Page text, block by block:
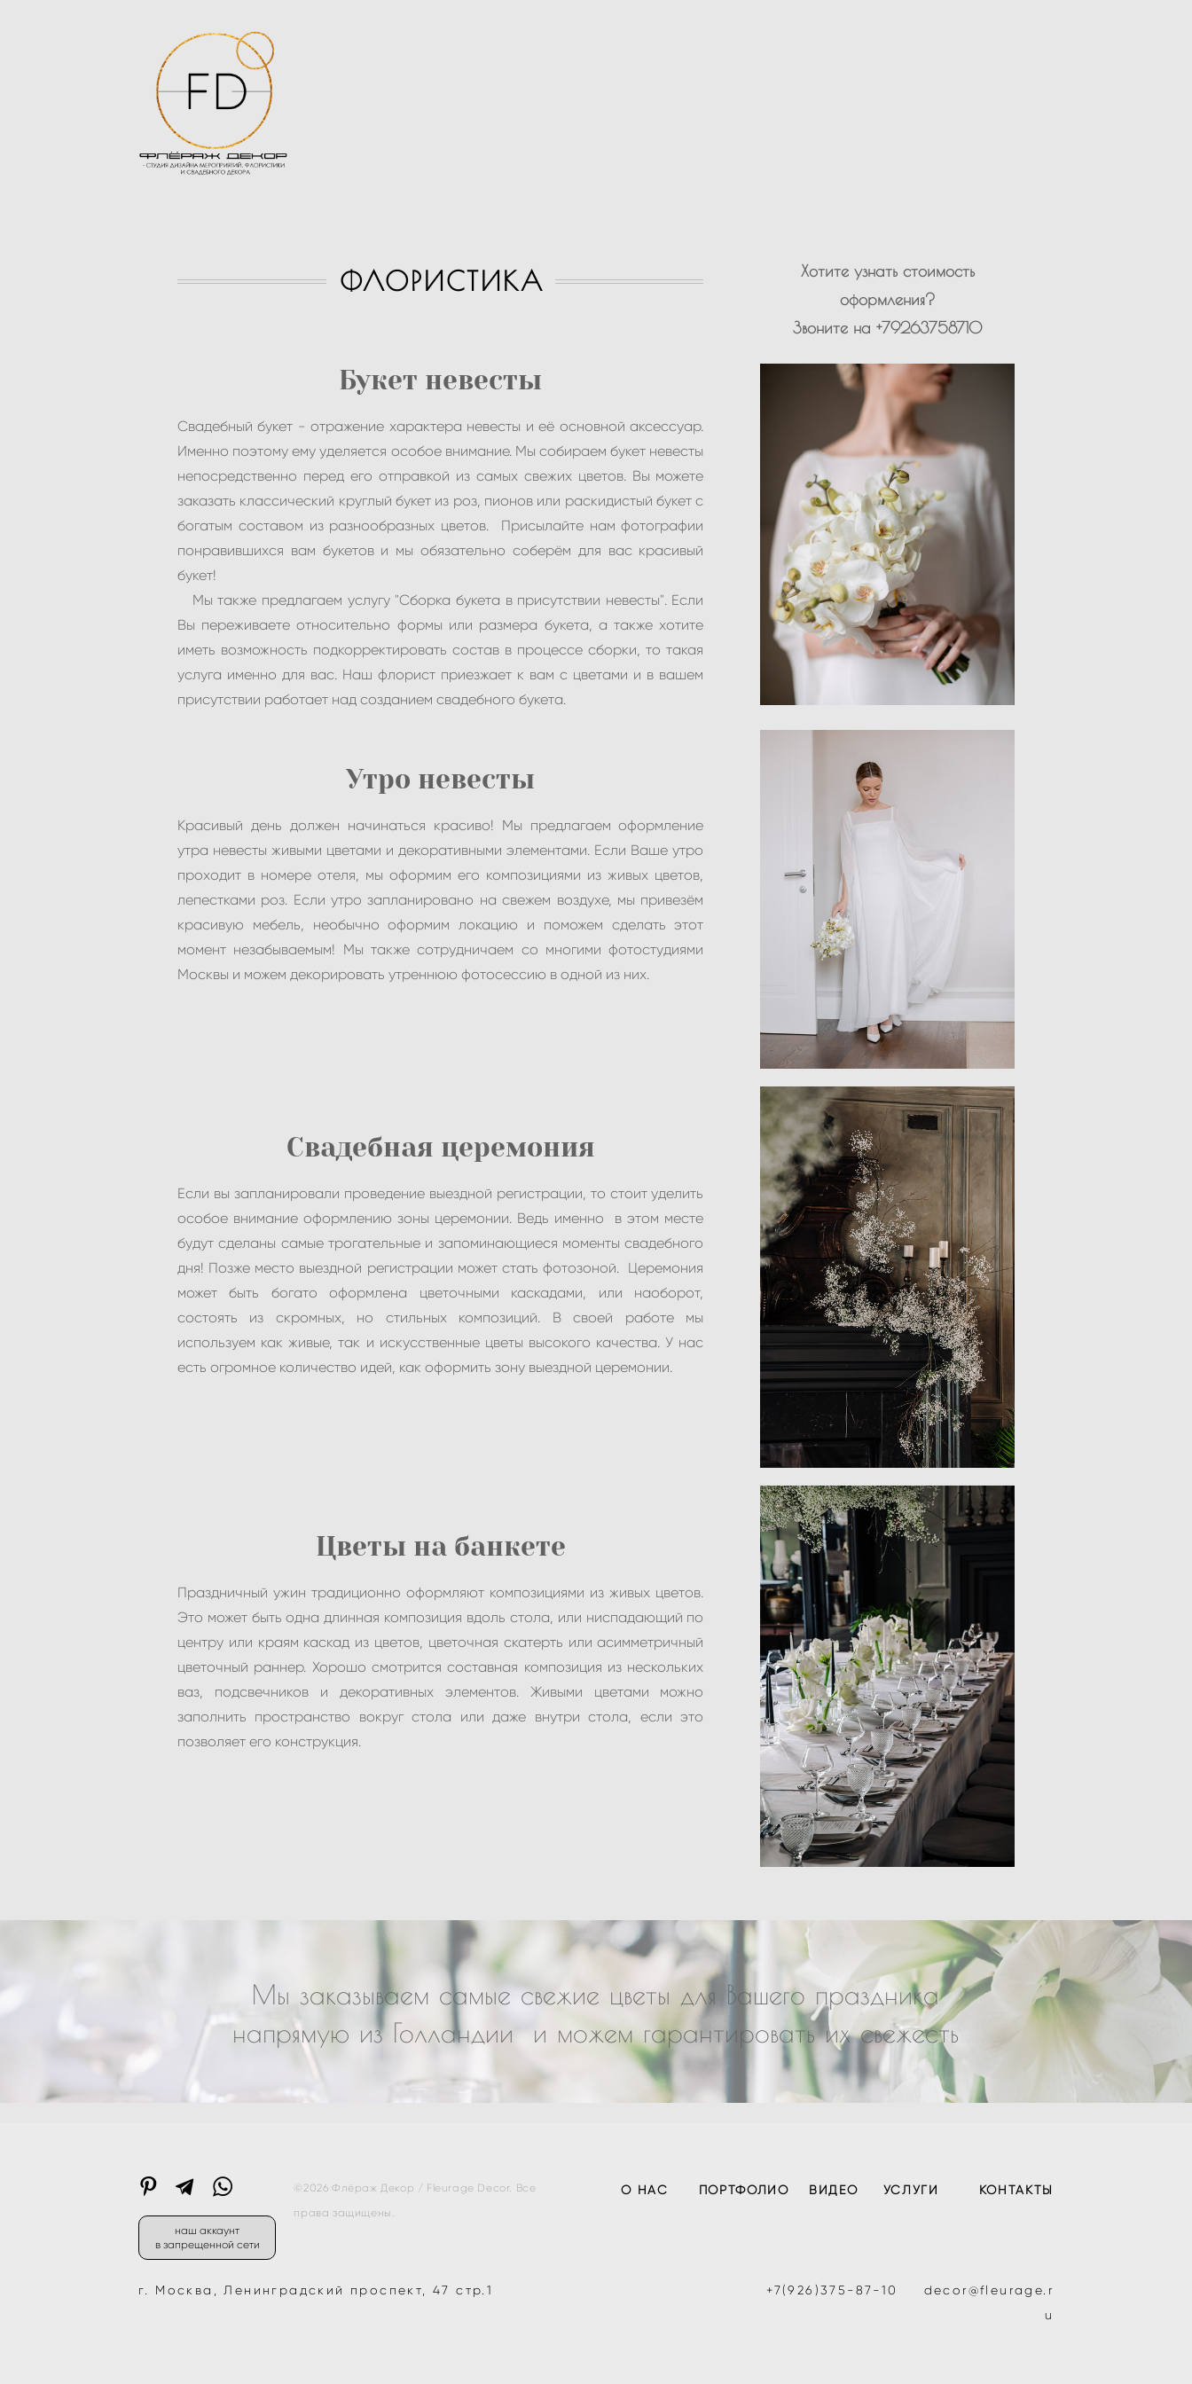
ФЛОРИСТИКА
Хотите узнать стоимость
оформления?
Звоните на +79263758710
Букет невесты
Свадебный букет - отражение характера невесты и её основной аксессуар.
Именно поэтому ему уделяется особое внимание. Мы собираем букет невесты
непосредственно перед его отправкой из самых свежих цветов. Вы можете
заказать классический круглый букет из роз, пионов или раскидистый букет с
богатым составом из разнообразных цветов. Присылайте нам фотографии
понравившихся вам букетов и мы обязательно соберём для вас красивый
букет!
Мы также предлагаем услугу "Сборка букета в присутствии невесты". Если
Вы переживаете относительно формы или размера букета, а также хотите
иметь возможность подкорректировать состав в процессе сборки, то такая
услуга именно для вас. Наш флорист приезжает к вам с цветами и в вашем
присутствии работает над созданием свадебного букета.
Утро невесты
Красивый день должен начинаться красиво! Мы предлагаем оформление
утра невесты живыми цветами и декоративными элементами. Если Ваше утро
проходит в номере отеля, мы оформим его композициями из живых цветов,
лепестками роз. Если утро запланировано на свежем воздухе, мы привезём
красивую мебель, необычно оформим локацию и поможем сделать этот
момент незабываемым! Мы также сотрудничаем со многими фотостудиями
Москвы и можем декорировать утреннюю фотосессию в одной из них.
Свадебная церемония
Если вы запланировали проведение выездной регистрации, то стоит уделить
особое внимание оформлению зоны церемонии. Ведь именно в этом месте
будут сделаны самые трогательные и запоминающиеся моменты свадебного
дня! Позже место выездной регистрации может стать фотозоной. Церемония
может быть богато оформлена цветочными каскадами, или наоборот,
состоять из скромных, но стильных композиций. В своей работе мы
используем как живые, так и искусственные цветы высокого качества. У нас
есть огромное количество идей, как оформить зону выездной церемонии.
Цветы на банкете
Праздничный ужин традиционно оформляют композициями из живых цветов.
Это может быть одна длинная композиция вдоль стола, или ниспадающий по
центру или краям каскад из цветов, цветочная скатерть или асимметричный
цветочный раннер. Хорошо смотрится составная композиция из нескольких
ваз, подсвечников и декоративных элементов. Живыми цветами можно
заполнить пространство вокруг стола или даже внутри стола, если это
позволяет его конструкция.
Мы заказываем самые свежие цветы для Вашего праздника
напрямую из Голландии и можем гарантировать их свежесть
наш аккаунт
в запрещенной сети
©2026 Флёраж Декор / Fleurage Decor. Все
права защищены.
О НАС ПОРТФОЛИО ВИДЕО УСЛУГИ КОНТАКТЫ
г. Москва, Ленинградский проспект, 47 стр.1 +7(926)375-87-10
decor@fleurage.r
u